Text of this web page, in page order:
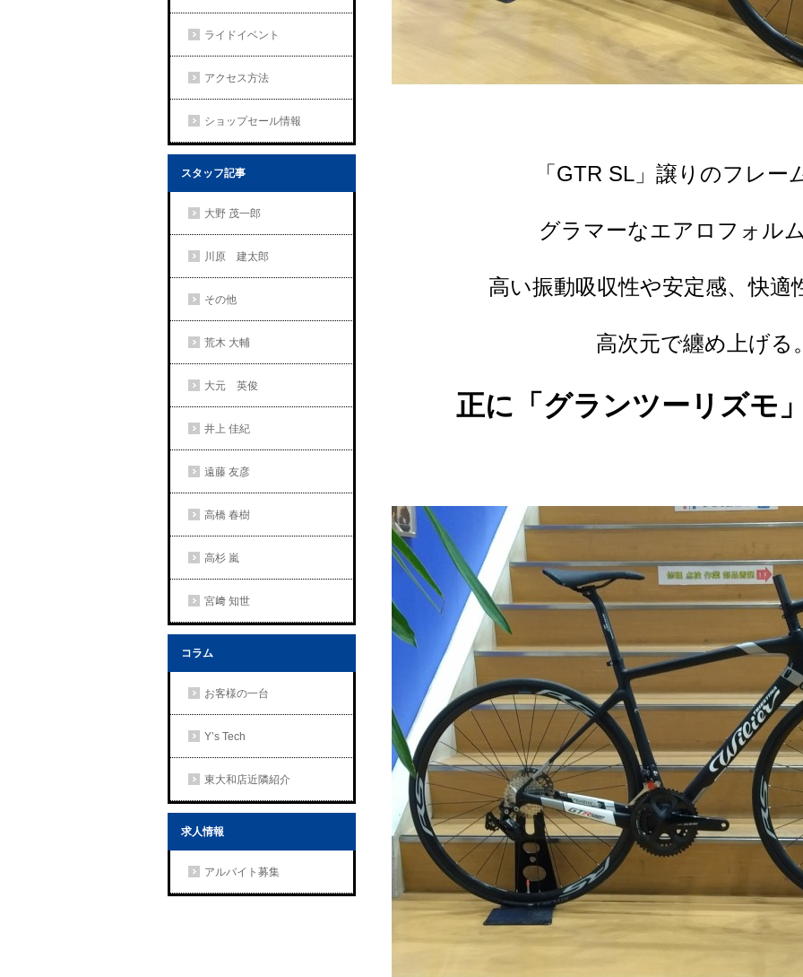
ライドイベント
アクセス方法
ショップセール情報
スタッフ記事
大野 茂一郎
川原 建太郎
その他
荒木 大輔
大元 英俊
井上 佳紀
遠藤 友彦
高橋 春樹
高杉 嵐
宮﨑 知世
コラム
お客様の一台
Y’s Tech
東大和店近隣紹介
求人情報
アルバイト募集
「GTR SL」譲りのフレー
グラマーなエアロフォル
高い振動吸収性や安定感、快適
高次元で纏め上げる
正に「グランツーリズモ